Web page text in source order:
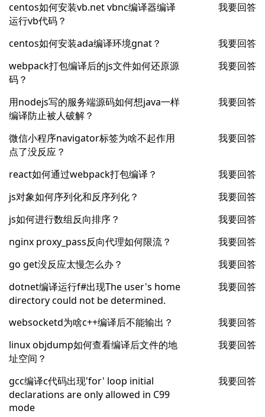
centos如何安装vb.net vbnc编译器编译
运行vb代码？
我要回答
centos如何安装ada编译环境gnat？
我要回答
webpack打包编译后的js文件如何还原源
码？
我要回答
用nodejs写的服务端源码如何想java一样
编译防止被人破解？
我要回答
微信小程序navigator标签为啥不起作用
点了没反应？
我要回答
react如何通过webpack打包编译？
我要回答
js对象如何序列化和反序列化？
我要回答
js如何进行数组反向排序？
我要回答
nginx proxy_pass反向代理如何限流？
我要回答
go get没反应太慢怎么办？
我要回答
dotnet编译运行f#出现The user's home
directory could not be determined.
我要回答
websocketd为啥c++编译后不能输出？
我要回答
linux objdump如何查看编译后文件的地
址空间？
我要回答
gcc编译c代码出现'for' loop initial
declarations are only allowed in C99
mode
我要回答